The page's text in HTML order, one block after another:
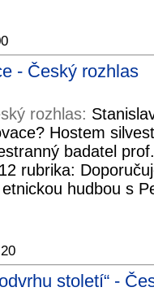
- Český rozhlas
rozhlas:
Hostem
badatel
rubrika:
hudbou s
století“ -